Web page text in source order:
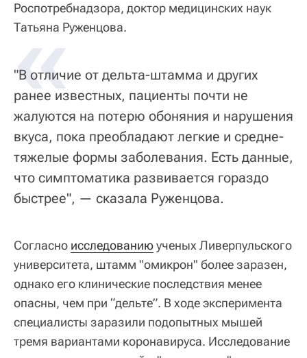
Роспотребнадзора, доктор медицинских наук
Татьяна Руженцова.
«
"В отличие от дельта-штамма и других
ранее известных, пациенты почти не
жалуются на потерю обоняния и нарушения
вкуса, пока преобладают легкие и средне-
тяжелые формы заболевания. Есть данные,
что симптоматика развивается гораздо
быстрее", — сказала Руженцова.
Согласно исследованиюученых Ливерпульского
университета, штамм "омикрон" более заразен,
однако его клинические последствия менее
опасны, чем при “дельте”. В ходе эксперимента
специалисты заразили подопытных мышей
тремя вариантами коронавируса. Исследование